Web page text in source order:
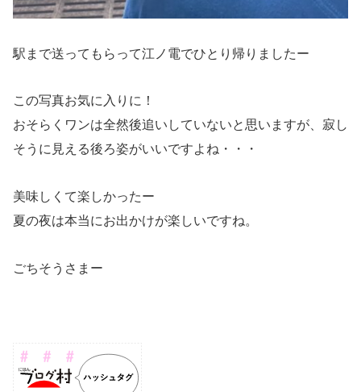
駅まで送ってもらって江ノ電でひとり帰りましたー
この写真お気に入りに！
おそらくワンは全然後追いしていないと思いますが、寂し
そうに見える後ろ姿がいいですよね・・・
美味しくて楽しかったー
夏の夜は本当にお出かけが楽しいですね。
ごちそうさまー